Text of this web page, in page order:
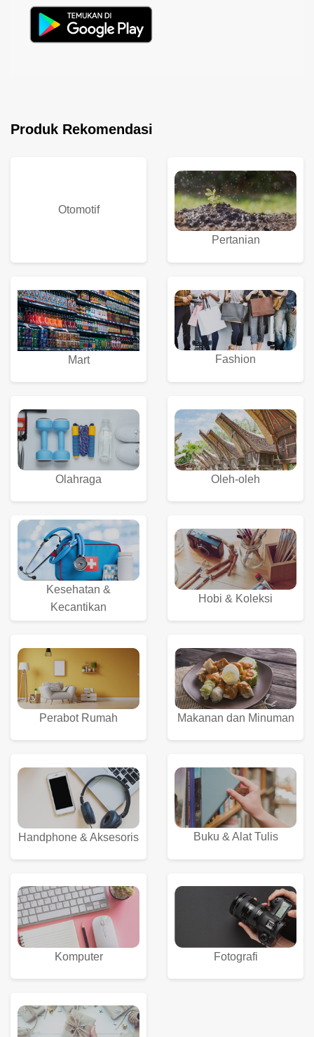
Produk Rekomendasi
Otomotif
Pertanian
Mart Fashion
Olahraga Oleh-oleh
Kesehatan &
Kecantikan
Hobi & Koleksi
Perabot Rumah Makanan dan Minuman
Handphone & Aksesoris Buku & Alat Tulis
Komputer Fotografi